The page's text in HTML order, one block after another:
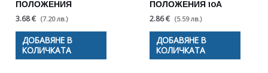
ПОЛОЖЕНИЯ
3.68 € (7.20 лв.)
ДОБАВЯНЕ В
КОЛИЧКАТА
ПОЛОЖЕНИЯ 10А
2.86 € (5.59 лв.)
ДОБАВЯНЕ В
КОЛИЧКАТА